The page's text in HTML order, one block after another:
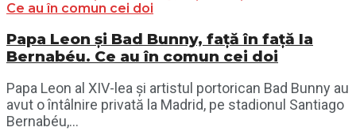
Papa Leon și Bad Bunny, față în față la
Bernabéu. Ce au în comun cei doi
Papa Leon al XIV-lea și artistul portorican Bad Bunny au
avut o întâlnire privată la Madrid, pe stadionul Santiago
Bernabéu,...